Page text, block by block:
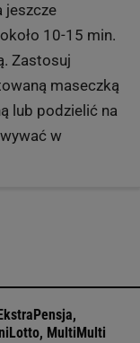
jeszcze
10-15 min.
Zastosuj
maseczką
lub podzielić na
w
MultiMulti